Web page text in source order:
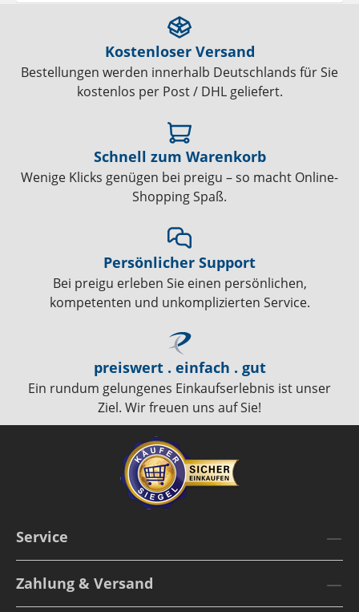
Kostenloser Versand
Bestellungen werden innerhalb Deutschlands für Sie
kostenlos per Post / DHL geliefert.
Schnell zum Warenkorb
Wenige Klicks genügen bei preigu – so macht Online-
Shopping Spaß.
Persönlicher Support
Bei preigu erleben Sie einen persönlichen,
kompetenten und unkomplizierten Service.
preiswert . einfach . gut
Ein rundum gelungenes Einkaufserlebnis ist unser
Ziel. Wir freuen uns auf Sie!
Service
Zahlung & Versand